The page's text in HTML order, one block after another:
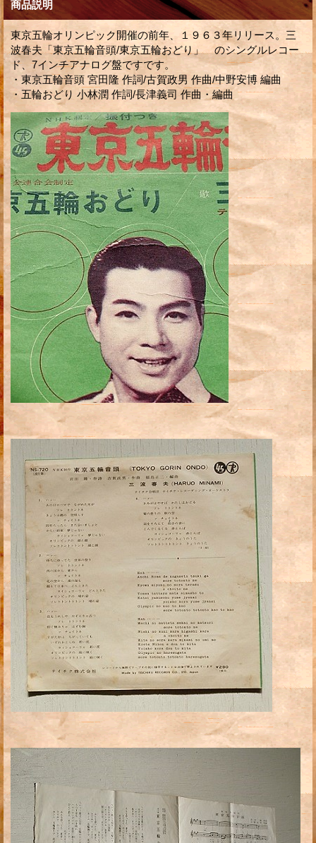
商品説明
東京五輪オリンピック開催の前年、１９６３年リリース。三
波春夫「東京五輪音頭/東京五輪おどり」 のシングルレコー
ド、7インチアナログ盤ですです。
・東京五輪音頭 宮田隆 作詞/古賀政男 作曲/中野安博 編曲
・五輪おどり 小林潤 作詞/長津義司 作曲・編曲